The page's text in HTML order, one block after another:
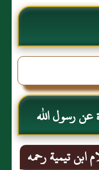
عن رسول الله
ابن تيمية رحمه